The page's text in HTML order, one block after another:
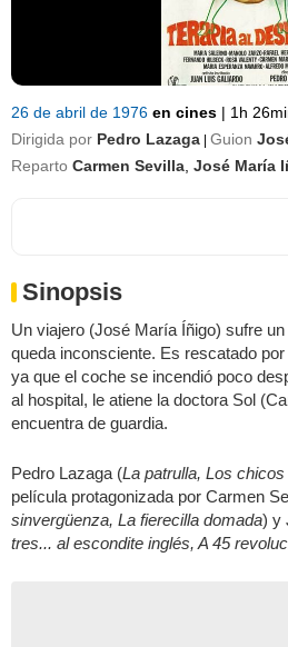
26 de abril de 1976 en cines | 1h
Dirigida por Pedro Lazaga Guion
Reparto Carmen Sevilla José María
Sinopsis
Un viajero (José María Íñigo) sufre
queda inconsciente. Es rescatado
ya que el coche se incendió poco
al hospital, le atiene la doctora Sol
encuentra de guardia.
Pedro Lazaga (La patrulla, Los
película protagonizada por Carmen
sinvergüenza, La fierecilla domada) y
tres... al escondite inglés, A 45